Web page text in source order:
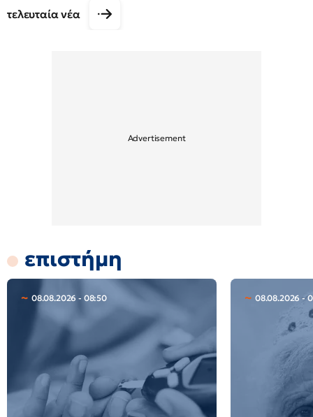
τελευταία νέα
επιστήμη
08.08.2026 - 08:50 08.08.2026 -